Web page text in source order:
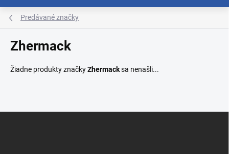
Predávané značky
Zhermack
Žiadne produkty značkyZhermacksa nenašli...